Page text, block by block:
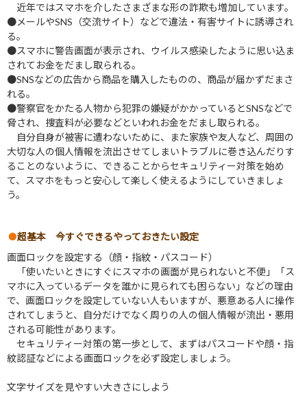
近年ではスマホを介したさまざまな形の詐欺も増加しています。
●メールやSNS（交流サイト）などで違法・有害サイトに誘導され
る。
●スマホに警告画面が表示され、ウイルス感染したように思い込ま
されてお金をだまし取られる。
●SNSなどの広告から商品を購入したものの、商品が届かずだまさ
れる。
●警察官をかたる人物から犯罪の嫌疑がかかっているとSNSなどで
脅され、捜査料が必要などといわれお金をだまし取られる。
自分自身が被害に遭わないために、また家族や友人など、周囲の
大切な人の個人情報を流出させてしまいトラブルに巻き込んだりす
ることのないように、できることからセキュリティー対策を始め
て、スマホをもっと安心して楽しく使えるようにしていきましょ
う。
超基本 今すぐできるやっておきたい設定
画面ロックを設定する（顔・指紋・パスコード）
「使いたいときにすぐにスマホの画面が見られないと不便」「ス
マホに入っているデータを誰かに見られても困らない」などの理由
で、画面ロックを設定していない人もいますが、悪意ある人に操作
されてしまうと、自分だけでなく周りの人の個人情報が流出・悪用
される可能性があります。
セキュリティー対策の第一歩として、まずはパスコードや顔・指
紋認証などによる画面ロックを必ず設定しましょう。
文字サイズを見やすい大きさにしよう